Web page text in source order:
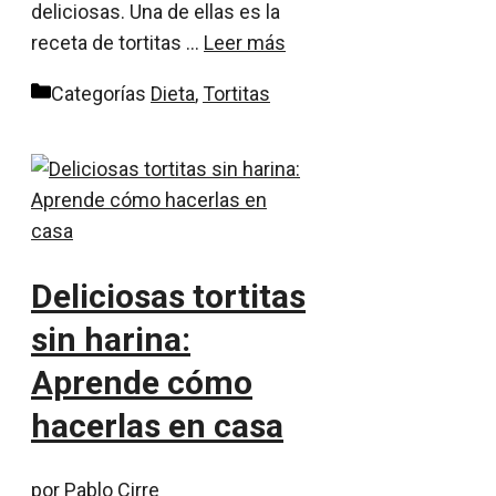
deliciosas. Una de ellas es la
receta de tortitas … Leer más
Categorías Dieta,Tortitas
Deliciosas tortitas
sin harina:
Aprende cómo
hacerlas en casa
por Pablo Cirre